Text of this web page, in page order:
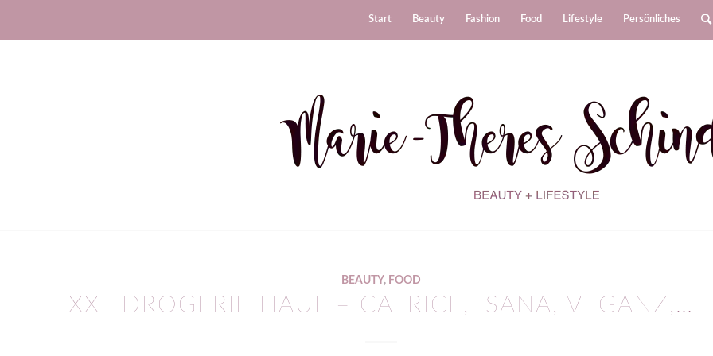
Start Beauty Fashion Food Lifestyle Persönliches
BEAUTY, FOOD
XXL DROGERIE HAUL – CATRICE, ISANA, VEGANZ,…